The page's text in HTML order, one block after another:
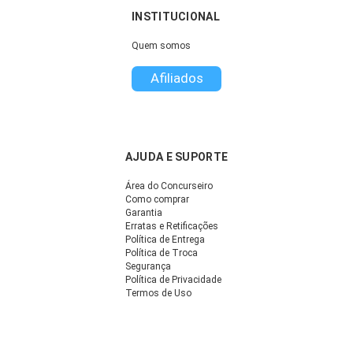
INSTITUCIONAL
Quem somos
Afiliados
AJUDA E SUPORTE
Área do Concurseiro
Como comprar
Garantia
Erratas e Retificações
Política de Entrega
Política de Troca
Segurança
Política de Privacidade
Termos de Uso